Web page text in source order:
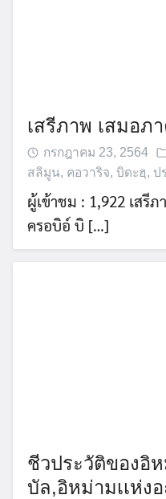
เสรีภาพ เสมอภ
กรกฎาคม 23, 2564
สลิมูน, คอวาริจ, บิดะฮฺ, ป
ผู้เข้าชม : 1,922 เสรี
ครอบิอ์ บิ […]
ชีวประวัติของอิ
บัล,อิหม่ามเเห่ง